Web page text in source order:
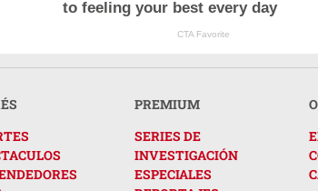
to feeling your best every day
CTA Favorite
PREMIUM
SERIES DE
INVESTIGACIÓN
ESPECIALES